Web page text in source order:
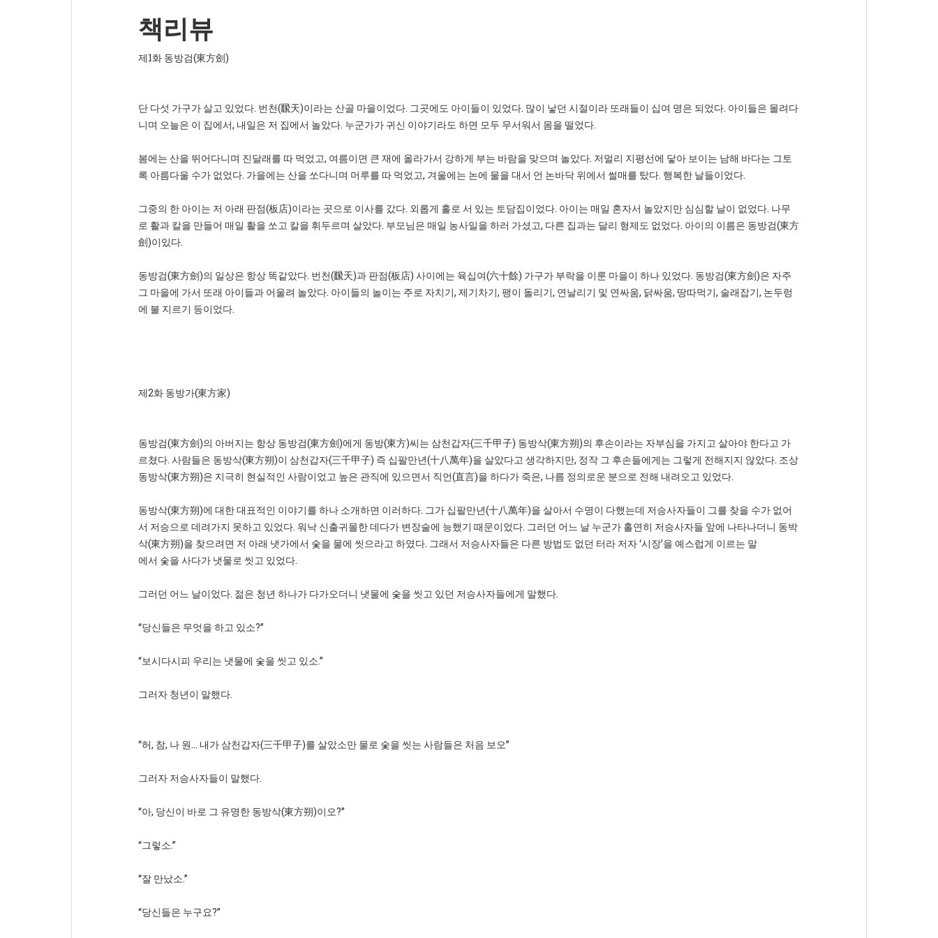
책리뷰
제1화 동방검(東方劍)
단 다섯 가구가 살고 있었다. 번천(飜天)이라는 산골 마을이었다. 그곳에도 아이들이 있었다. 많이 낳던 시절이라 또래들이 십여 명은 되었다. 아이들은 몰려다
니며 오늘은 이 집에서, 내일은 저 집에서 놀았다. 누군가가 귀신 이야기라도 하면 모두 무서워서 몸을 떨었다.
봄에는 산을 뛰어다니며 진달래를 따 먹었고, 여름이면 큰 재에 올라가서 강하게 부는 바람을 맞으며 놀았다. 저멀리 지평선에 닿아 보이는 남해 바다는 그토
록 아름다울 수가 없었다. 가을에는 산을 쏘다니며 머루를 따 먹었고, 겨울에는 논에 물을 대서 언 논바닥 위에서 썰매를 탔다. 행복한 날들이었다.
그중의 한 아이는 저 아래 판점(板店)이라는 곳으로 이사를 갔다. 외롭게 홀로 서 있는 토담집이었다. 아이는 매일 혼자서 놀았지만 심심할 날이 없었다. 나무
로 활과 칼을 만들어 매일 활을 쏘고 칼을 휘두르며 살았다. 부모님은 매일 농사일을 하러 가셨고, 다른 집과는 달리 형제도 없었다. 아이의 이름은 동방검(東方
劍)이있다.
동방검(東方劍)의 일상은 항상 똑같았다. 번천(飜天)과 판점(板店) 사이에는 육십여(六十餘) 가구가 부락을 이룬 마을이 하나 있었다. 동방검(東方劍)은 자주
그 마을에 가서 또래 아이들과 어울려 놀았다. 아이들의 놀이는 주로 자치기, 제기차기, 팽이 돌리기, 연날리기 및 연싸움, 닭싸움, 땅따먹기, 술래잡기, 논두렁
에 불 지르기 등이었다.
제2화 동방가(東方家)
동방검(東方劍)의 아버지는 항상 동방검(東方劍)에게 동방(東方)씨는 삼천갑자(三千甲子) 동방삭(東方朔)의 후손이라는 자부심을 가지고 살아야 한다고 가
르쳤다. 사람들은 동방삭(東方朔)이 삼천갑자(三千甲子) 즉 십팔만년(十八萬年)을 살았다고 생각하지만, 정작 그 후손들에게는 그렇게 전해지지 않았다. 조상
동방삭(東方朔)은 지극히 현실적인 사람이었고 높은 관직에 있으면서 직언(直言)을 하다가 죽은, 나름 정의로운 분으로 전해 내려오고 있었다.
동방삭(東方朔)에 대한 대표적인 이야기를 하나 소개하면 이러하다. 그가 십팔만년(十八萬年)을 살아서 수명이 다했는데 저승사자들이 그를 찾을 수가 없어
서 저승으로 데려가지 못하고 있었다. 워낙 신출귀몰한 데다가 변장술에 능했기 때문이었다. 그러던 어느 날 누군가 홀연히 저승사자들 앞에 나타나더니 동박
삭(東方朔)을 찾으려면 저 아래 냇가에서 숯을 물에 씻으라고 하였다. 그래서 저승사자들은 다른 방법도 없던 터라 저자 ‘시장’을 예스럽게 이르는 말
에서 숯을 사다가 냇물로 씻고 있었다.
그러던 어느 날이었다. 젊은 청년 하나가 다가오더니 냇물에 숯을 씻고 있던 저승사자들에게 말했다.
“당신들은 무엇을 하고 있소?”
“보시다시피 우리는 냇물에 숯을 씻고 있소.”
그러자 청년이 말했다.
“허, 참, 나 원... 내가 삼천갑자(三千甲子)를 살았소만 물로 숯을 씻는 사람들은 처음 보오”
그러자 저승사자들이 말했다.
“아, 당신이 바로 그 유명한 동방삭(東方朔)이오?”
“그렇소.”
“잘 만났소.”
“당신들은 누구요?”